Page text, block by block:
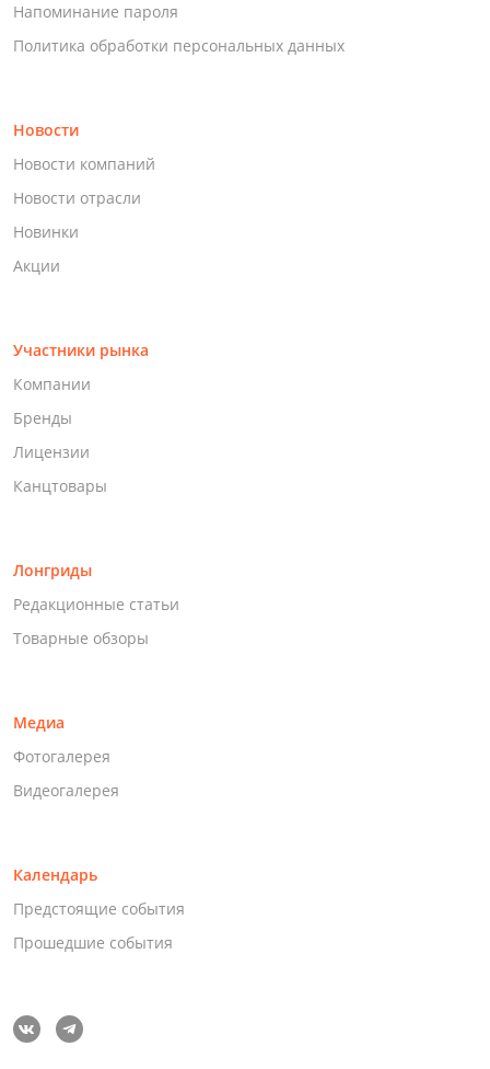
Напоминание пароля
Политика обработки персональных данных
Новости
Новости компаний
Новости отрасли
Новинки
Акции
Участники рынка
Компании
Бренды
Лицензии
Канцтовары
Лонгриды
Редакционные статьи
Товарные обзоры
Медиа
Фотогалерея
Видеогалерея
Календарь
Предстоящие события
Прошедшие события